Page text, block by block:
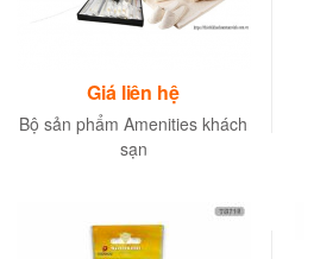
Giá liên hệ
Bộ sản phẩm Amenities khách
sạn